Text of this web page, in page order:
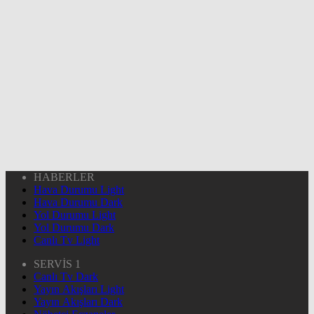
HABERLER
Hava Durumu Light
Hava Durumu Dark
Yol Durumu Light
Yol Durumu Dark
Canlı Tv Light
SERVİS 1
Canlı Tv Dark
Yayın Akışları Light
Yayın Akışları Dark